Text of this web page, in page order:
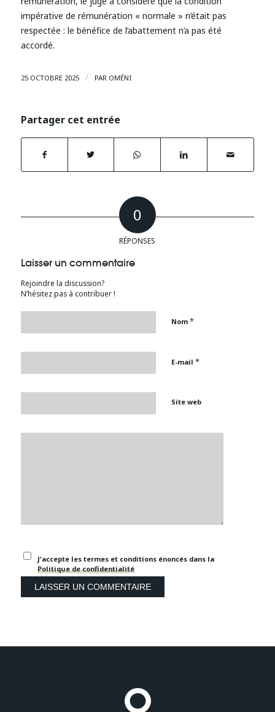
impérative de rémunération « normale » n’était pas
respectée : le bénéfice de l’abattement n’a pas été
accordé.
25 OCTOBRE 2025 / PAR OMÉNI
Partager cet entrée
0
RÉPONSES
Laisser un commentaire
Rejoindre la discussion?
N’hésitez pas à contribuer !
Nom *
E-mail *
Site web
J'accepte les termes et conditions énoncés dans la
Politique de confidentialité